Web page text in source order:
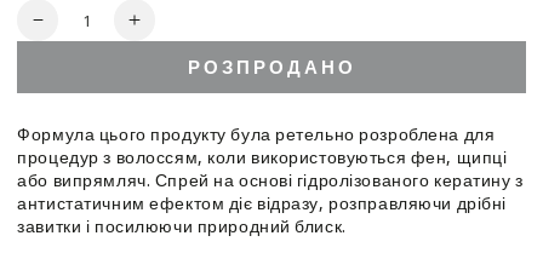
Кількість
Зменшити
Thermal
Repairing
-
Термозахисний
спрей
Збільшити
Thermal
Repairing
-
Термозахисний
спрей
РОЗПРОДАНО
Формула цього продукту була ретельно розроблена для
процедур з волоссям, коли використовуються фен, щипці
або випрямляч. Спрей на основі гідролізованого кератину з
антистатичним ефектом діє відразу, розправляючи дрібні
завитки і посилюючи природний блиск.